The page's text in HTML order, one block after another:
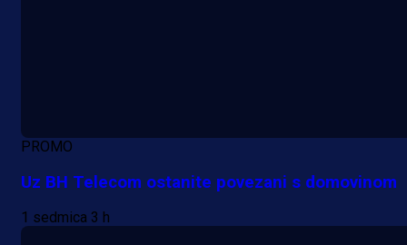
PROMO
Uz BH Telecom ostanite povezani s domovinom
1 sedmica 3 h